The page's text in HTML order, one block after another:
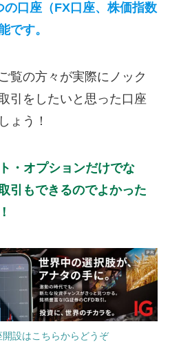
の口座（FX口座、株価指数
です。
覧の方々が実際にノック
引をしたいと思った口座
ょう！
・オプションだけでな
引もできるのでよかった
開設はこちらからどうぞ